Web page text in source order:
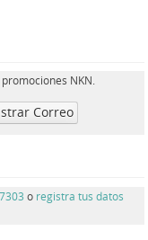
NKN.
o registra tus datos